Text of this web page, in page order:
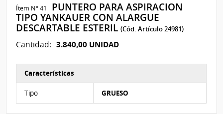
Ítem Nº 41
PUNTERO PARA ASPIRACION
TIPO YANKAUER CON ALARGUE
DESCARTABLE ESTERIL(Cód. Artículo 24981)
Cantidad: 3.840,00 UNIDAD
Características
Tipo GRUESO